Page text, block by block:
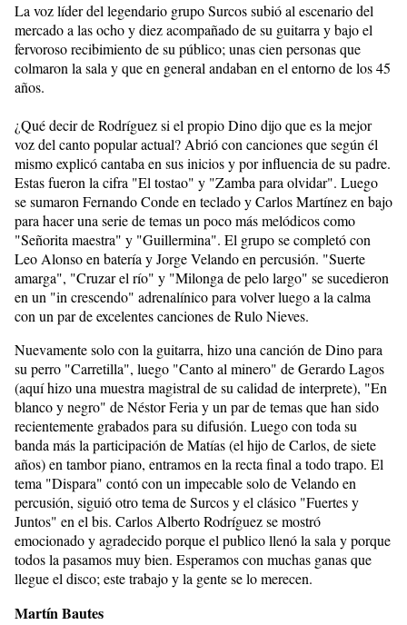
La voz líder del legendario grupo Surcos subió al escenario del
mercado a las ocho y diez acompañado de su guitarra y bajo el
fervoroso recibimiento de su público; unas cien personas que
colmaron la sala y que en general andaban en el entorno de los 45
años.
¿Qué decir de Rodríguez si el propio Dino dijo que es la mejor
voz del canto popular actual? Abrió con canciones que según él
mismo explicó cantaba en sus inicios y por influencia de su padre.
Estas fueron la cifra "El tostao" y "Zamba para olvidar". Luego
se sumaron Fernando Conde en teclado y Carlos Martínez en bajo
para hacer una serie de temas un poco más melódicos como
"Señorita maestra" y "Guillermina". El grupo se completó con
Leo Alonso en batería y Jorge Velando en percusión. "Suerte
amarga", "Cruzar el río" y "Milonga de pelo largo" se sucedieron
en un "in crescendo" adrenalínico para volver luego a la calma
con un par de excelentes canciones de Rulo Nieves.
Nuevamente solo con la guitarra, hizo una canción de Dino para
su perro "Carretilla", luego "Canto al minero" de Gerardo Lagos
(aquí hizo una muestra magistral de su calidad de interprete), "En
blanco y negro" de Néstor Feria y un par de temas que han sido
recientemente grabados para su difusión. Luego con toda su
banda más la participación de Matías (el hijo de Carlos, de siete
años) en tambor piano, entramos en la recta final a todo trapo. El
tema "Dispara" contó con un impecable solo de Velando en
percusión, siguió otro tema de Surcos y el clásico "Fuertes y
Juntos" en el bis. Carlos Alberto Rodríguez se mostró
emocionado y agradecido porque el publico llenó la sala y porque
todos la pasamos muy bien. Esperamos con muchas ganas que
llegue el disco; este trabajo y la gente se lo merecen.
Martín Bautes